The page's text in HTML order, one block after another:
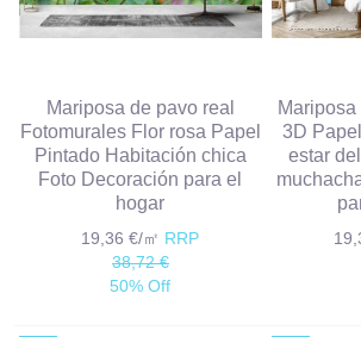
Mariposa de pavo real
Fotomurales Flor rosa Papel
Pintado Habitación chica
Foto Decoración para el
hogar
19,36 €/㎡ RRP
38,72 €
50% Off
3D
estar